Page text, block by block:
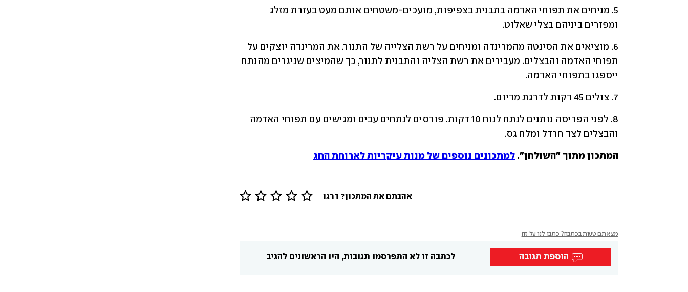
ומפזרים ביניהם בצלי שאלוט.
ייספגו בתפוחי האדמה.
7. צולים 45 דקות לדרגת מדיום.
והבצלים לצד חרדל ומלח גס.
המתכון מתוך "השולחן". למתכונים נוספים של מנות עיקריות לארוחת החג
אהבתם את המתכון? דרגו
מצאתם טעות בכתבה? כתבו לנו על זה
לכתבה זו לא התפרסמו תגובות, היו הראשונים להגיב הוספת תגובה